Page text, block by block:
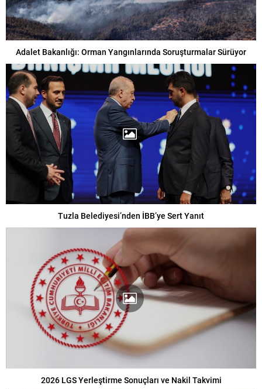
Adalet Bakanlığı: Orman Yangınlarında Soruşturmalar Sürüyor
Tuzla Belediyesi’nden İBB’ye Sert Yanıt
2026 LGS Yerleştirme Sonuçları ve Nakil Takvimi